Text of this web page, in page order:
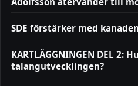
SDE förstärker med
KARTLÄGGNINGEN DEL 2:
talangutvecklingen?